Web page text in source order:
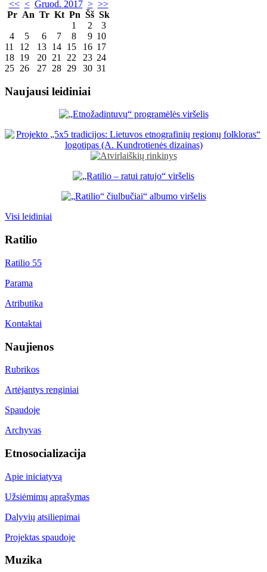
<< < Gruod. 2017 > >>
Pr An Tr Kt Pn Šš Sk
1
2
3
4
5 6 7 8 9 10
11
12 13 14 15 16 17
18 19 20 21 22 23 24
25 26 27 28 29 30 31
Naujausi leidiniai
Visi leidiniai
Ratilio
Ratilio 55
Parama
Atributika
Kontaktai
Naujienos
Rubrikos
Artėjantys renginiai
Spaudoje
Archyvas
Etnosocializacija
Apie iniciatyvą
Užsiėmimų aprašymas
Dalyvių atsiliepimai
Projektas spaudoje
Muzika